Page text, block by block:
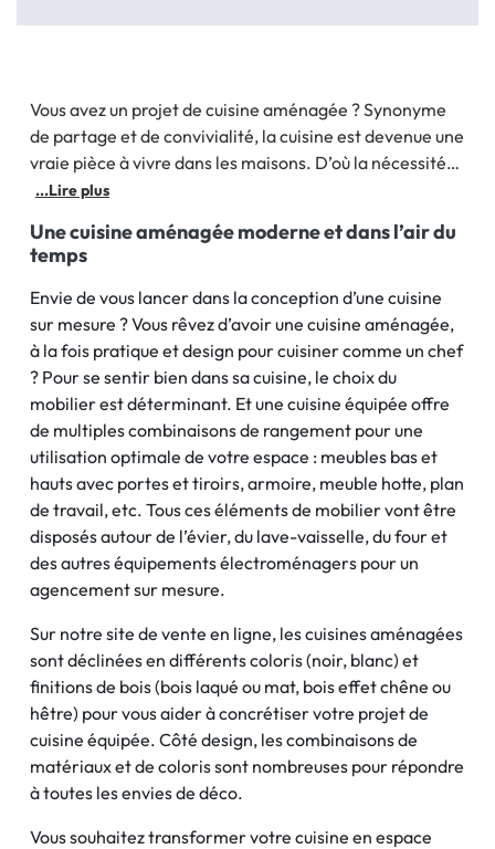
Vous avez un projet de cuisine aménagée ? Synonyme
de partage et de convivialité, la cuisine est devenue une
vraie pièce à vivre dans les maisons. D’où la nécessité
de miser sur des meubles de rangement fonctionnels et
...Lire plus
Une cuisine aménagée moderne et dans l’air du
temps
Envie de vous lancer dans la conception d’une cuisine
sur mesure ? Vous rêvez d’avoir une cuisine aménagée,
à la fois pratique et design pour cuisiner comme un chef
? Pour se sentir bien dans sa cuisine, le choix du
mobilier est déterminant. Et une cuisine équipée offre
de multiples combinaisons de rangement pour une
utilisation optimale de votre espace : meubles bas et
hauts avec portes et tiroirs, armoire, meuble hotte, plan
de travail, etc. Tous ces éléments de mobilier vont être
disposés autour de l’évier, du lave-vaisselle, du four et
des autres équipements électroménagers pour un
agencement sur mesure.
Sur notre site de vente en ligne, les cuisines aménagées
sont déclinées en différents coloris (noir, blanc) et
finitions de bois (bois laqué ou mat, bois effet chêne ou
hêtre) pour vous aider à concrétiser votre projet de
cuisine équipée. Côté design, les combinaisons de
matériaux et de coloris sont nombreuses pour répondre
à toutes les envies de déco.
Vous souhaitez transformer votre cuisine en espace